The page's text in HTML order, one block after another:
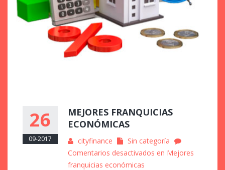
26
09-2017
MEJORES FRANQUICIAS
ECONÓMICAS
cityfinance
Sin categoría
Comentarios desactivados en Mejores
franquicias económicas